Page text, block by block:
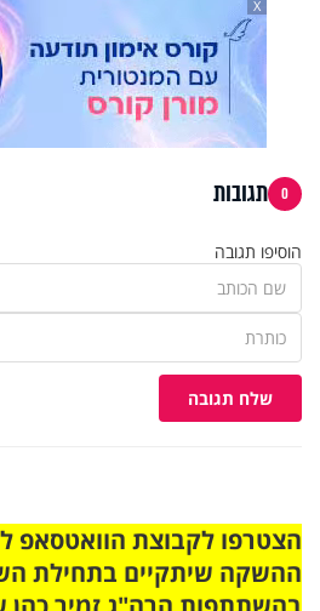
X
0 תגובות
הוסיפו תגובה
שלח תגובה
ההשקה שיתקיים בתחילת